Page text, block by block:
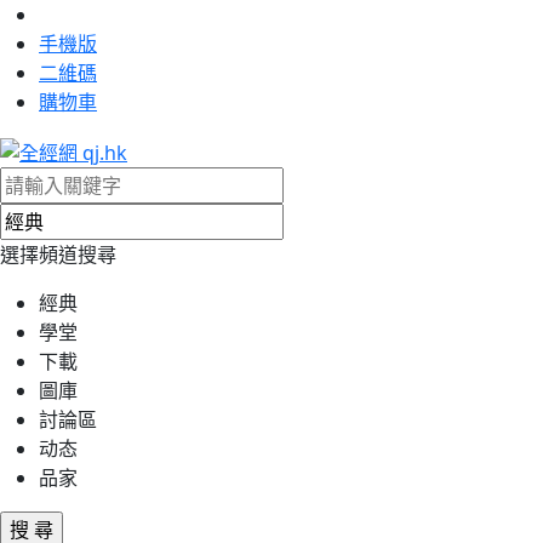
手機版
二維碼
購物車
選擇頻道搜尋
經典
學堂
下載
圖庫
討論區
动态
品家